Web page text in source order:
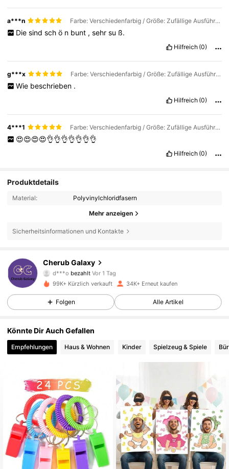
a***n Farbe: Verschiedenfarbig / Größe: Zufällige Ausführung, 12 Stück/Packung
Die sind sch ö n bunt , sehr su ß.
Hilfreich (0)
g***x Farbe: Verschiedenfarbig / Größe: Zufällige Ausführung, 12 Stück/Packung
Wie beschrieben .
Hilfreich (0)
4***1 Farbe: Verschiedenfarbig / Größe: Zufällige Ausführung, 12 Stück/Packung
😍😍😍😍👌👌👌👌👌👌👌
Hilfreich (0)
Produktdetails
Material: Polyvinylchloridfasern
Mehr anzeigen
Sicherheitsinformationen und Kontakte
Cherub Galaxy
4,85
4.4K Follower
d***o bezahlt Vor 1 Tag
4,85
4,85 4.4K Follower
4,85 4.4K Follower
4,85 4.4K Follower
99K+ Kürzlich verkauft 34K+ Erneut kaufen
Folgen Alle Artikel
Könnte Dir Auch Gefallen
Empfehlungen Haus & Wohnen Kinder Spielzeug & Spiele